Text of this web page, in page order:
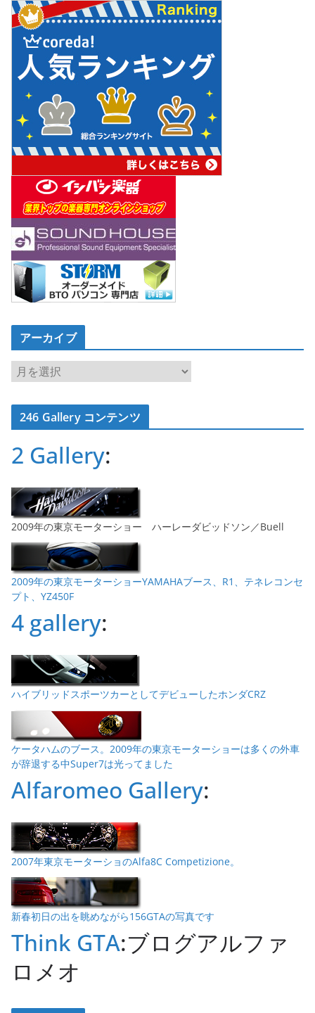
アーカイブ
ア
ー
カ
イ246 Gallery コンテンツ
2 Gallery:
2009年の東京モーターショー ハーレーダビッドソン／Buell
2009年の東京モーターショーYAMAHAブース、R1、テネレコンセ
プト、YZ450F
4 gallery:
ハイブリッドスポーツカーとしてデビューしたホンダCRZ
ケータハムのブース。2009年の東京モーターショーは多くの外車
が辞退する中Super7は光ってました
Alfaromeo Gallery:
2007年東京モーターショのAlfa8C Competizione。
新春初日の出を眺めながら156GTAの写真です
Think GTA:ブログアルファ
ロメオ